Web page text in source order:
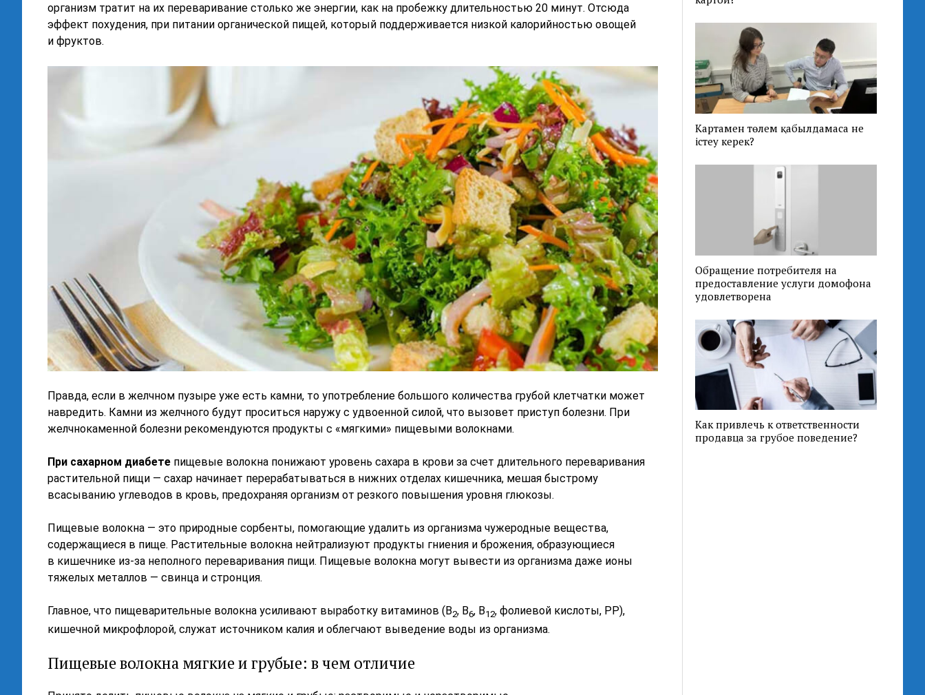
организм тратит на их переваривание столько же энергии, как на пробежку длительностью 20 минут. Отсюда
эффект похудения, при питании органической пищей, который поддерживается низкой калорийностью овощей
и фруктов.
Правда, если в желчном пузыре уже есть камни, то употребление большого количества грубой клетчатки может
навредить. Камни из желчного будут проситься наружу с удвоенной силой, что вызовет приступ болезни. При
желчнокаменной болезни рекомендуются продукты с «мягкими» пищевыми волокнами.
При сахарном диабетепищевые волокна понижают уровень сахара в крови за счет длительного переваривания
растительной пищи — сахар начинает перерабатываться в нижних отделах кишечника, мешая быстрому
всасыванию углеводов в кровь, предохраняя организм от резкого повышения уровня глюкозы.
Пищевые волокна — это природные сорбенты, помогающие удалить из организма чужеродные вещества,
содержащиеся в пище. Растительные волокна нейтрализуют продукты гниения и брожения, образующиеся
в кишечнике из-за неполного переваривания пищи. Пищевые волокна могут вывести из организма даже ионы
тяжелых металлов — свинца и стронция.
Главное, что пищеварительные волокна усиливают выработку витаминов (B2, B6, B12, фолиевой кислоты, PP),
кишечной микрофлорой, служат источником калия и облегчают выведение воды из организма.
Пищевые волокна мягкие и грубые: в чем отличие
Картамен төлем қабылдамаса не
істеу керек?
Обращение потребителя на
предоставление услуги домофона
удовлетворена
Как привлечь к ответственности
продавца за грубое поведение?